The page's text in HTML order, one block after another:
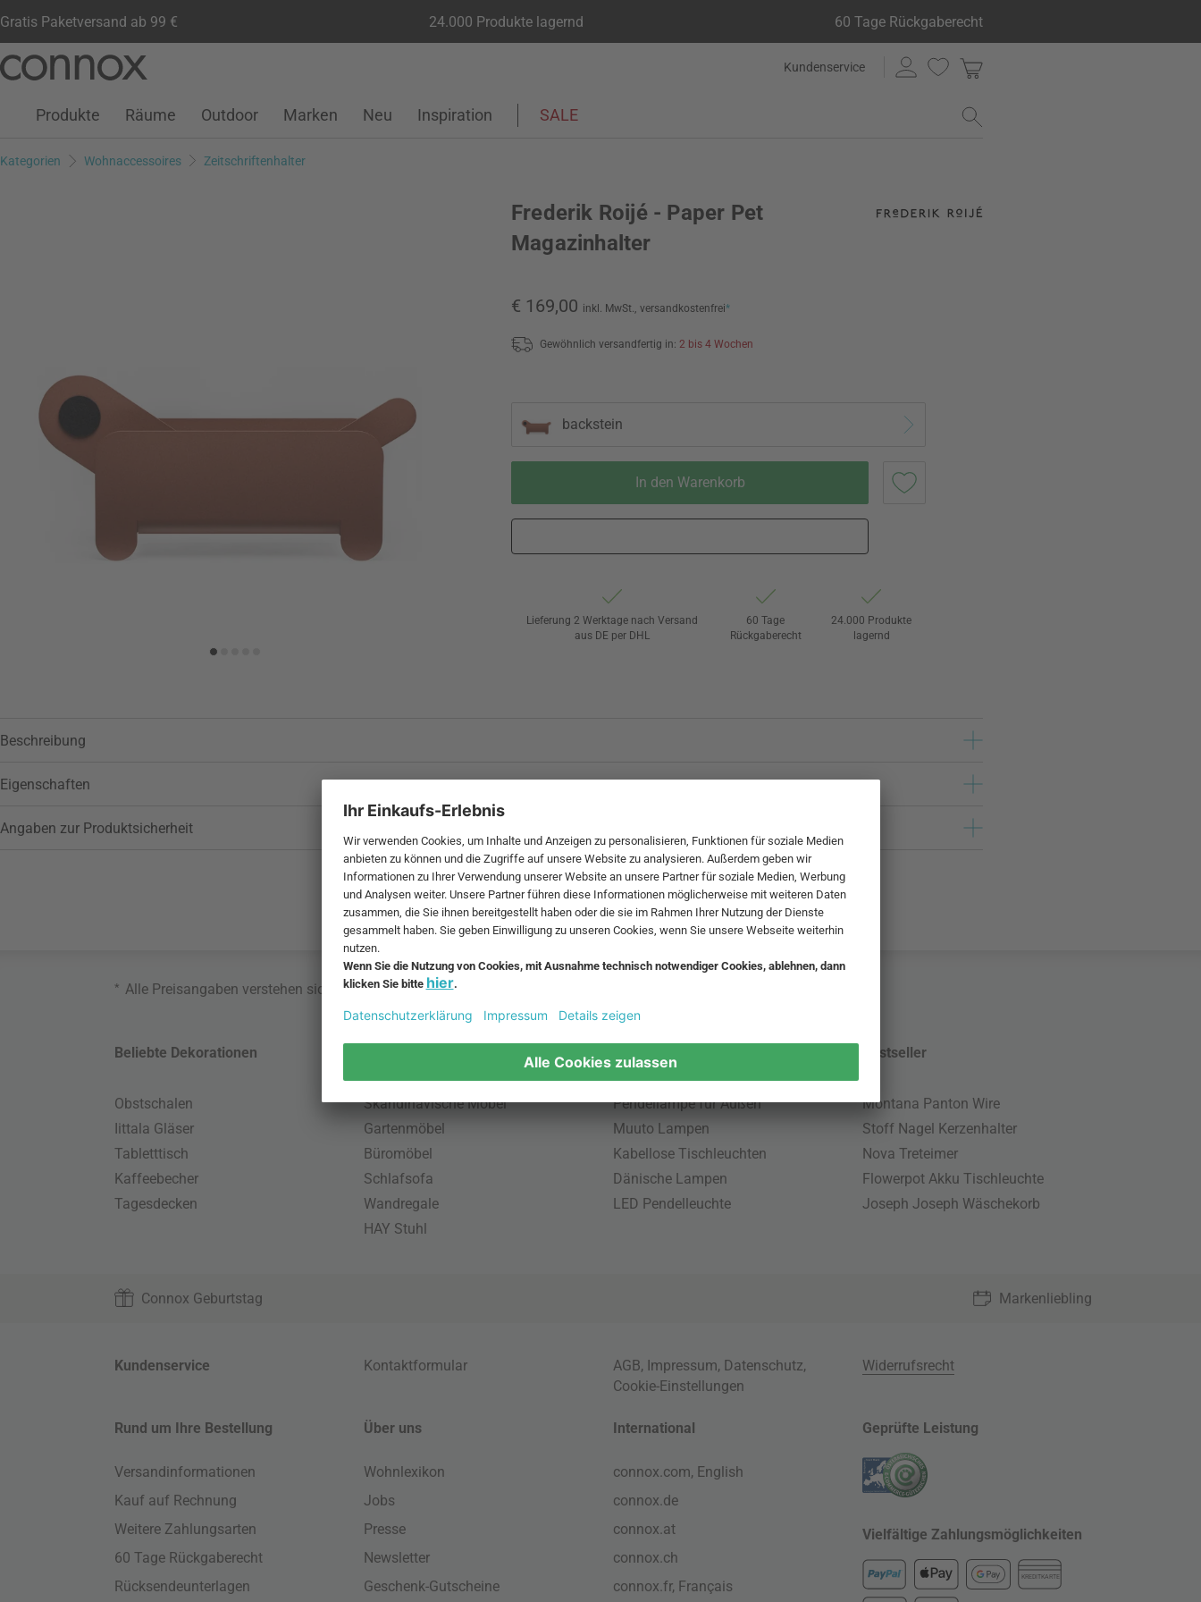
Gratis Paketversand ab 99 € 24.000 Produkte lagernd 60 Tage Rückgaberecht
Seiteninhalt
Suchfeld
Kundenservice
Kundenkonto
Wunschliste
Warenkorb
Produkte Räume Outdoor Marken Neu Inspiration SALE
Kategorien Wohnaccessoires Zeitschriftenhalter
Frederik Roijé - Paper Pet
Magazinhalter
€ 169,00 inkl. MwSt., versandkostenfrei*
Gewöhnlich versandfertig in: 2 bis 4 Wochen
backstein
In den Warenkorb
Lieferung 2 Werktage nach Versand
aus DE per DHL
60 Tage
Rückgaberecht
24.000 Produkte
lagernd
Beschreibung
Eigenschaften
Angaben zur Produktsicherheit
* Alle Preisangaben verstehen sich inklusive MwSt. und zzgl.
Beliebte Dekorationen
Obstschalen
Iittala Gläser
Tabletttisch
Kaffeebecher
Tagesdecken
Skandinavische Möbel
Gartenmöbel
Büromöbel
Schlafsofa
Wandregale
HAY Stuhl
Beliebte Leuchten
Pendellampe für Außen
Muuto Lampen
Kabellose Tischleuchten
Dänische Lampen
LED Pendelleuchte
Bestseller
Montana Panton Wire
Stoff Nagel Kerzenhalter
Nova Treteimer
Flowerpot Akku Tischleuchte
Joseph Joseph Wäschekorb
Connox Geburtstag Markenliebling
Kundenservice Kontaktformular AGB, Impressum, Datenschutz,
Cookie-Einstellungen
Widerrufsrecht
Rund um Ihre Bestellung
Versandinformationen
Kauf auf Rechnung
Weitere Zahlungsarten
60 Tage Rückgaberecht
Rücksendeunterlagen
Über uns
Wohnlexikon
Jobs
Presse
Newsletter
Geschenk-Gutscheine
International
connox.com, English
connox.de
connox.at
connox.ch
connox.fr, Français
Geprüfte Leistung
Vielfältige Zahlungsmöglichkeiten
KREDITKARTE